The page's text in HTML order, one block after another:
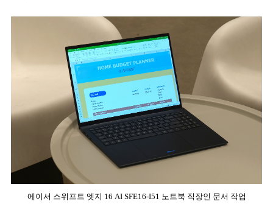
에이서 스위프트 엣지 16 AI SFE16-I51 노트북 직장인 문서 작업